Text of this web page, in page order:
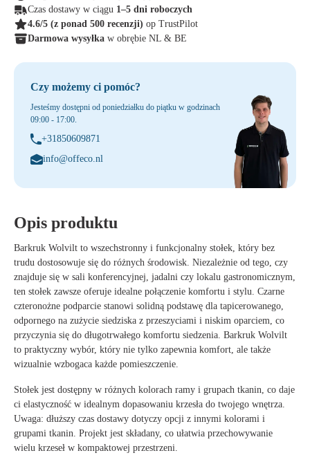
Czas dostawy w ciągu 1–5 dni roboczych
4.6/5 (z ponad 500 recenzji) op TrustPilot
Darmowa wysyłka w obrębie NL & BE
Czy możemy ci pomóc?
Jesteśmy dostępni od poniedziałku do piątku w godzinach
09:00 - 17:00.
+31850609871
info@offeco.nl
Opis produktu
Barkruk Wolvilt to wszechstronny i funkcjonalny stołek, który bez
trudu dostosowuje się do różnych środowisk. Niezależnie od tego, czy
znajduje się w sali konferencyjnej, jadalni czy lokalu gastronomicznym,
ten stołek zawsze oferuje idealne połączenie komfortu i stylu. Czarne
czteronożne podparcie stanowi solidną podstawę dla tapicerowanego,
odpornego na zużycie siedziska z przeszyciami i niskim oparciem, co
przyczynia się do długotrwałego komfortu siedzenia. Barkruk Wolvilt
to praktyczny wybór, który nie tylko zapewnia komfort, ale także
wizualnie wzbogaca każde pomieszczenie.
Stołek jest dostępny w różnych kolorach ramy i grupach tkanin, co daje
ci elastyczność w idealnym dopasowaniu krzesła do twojego wnętrza.
Uwaga: dłuższy czas dostawy dotyczy opcji z innymi kolorami i
grupami tkanin. Projekt jest składany, co ułatwia przechowywanie
wielu krzeseł w kompaktowej przestrzeni.